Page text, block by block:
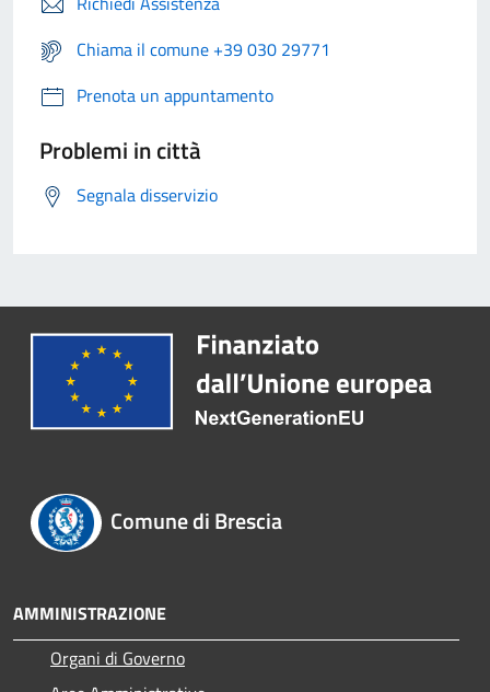
Chiama il comune +39 030 29771
Prenota un appuntamento
Problemi in città
Segnala disservizio
Comune di Brescia
AMMINISTRAZIONE
Organi di Governo